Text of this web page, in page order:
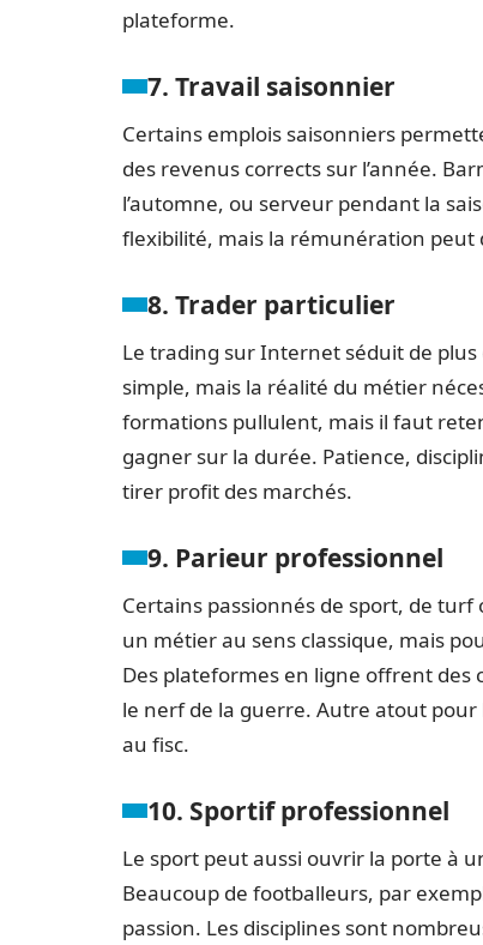
plateforme.
7. Travail saisonnier
Certains emplois saisonniers
des revenus corrects sur l’année.
l’automne, ou serveur pendant la
flexibilité, mais la rémunération peut
8. Trader particulier
Le trading sur Internet séduit de
simple, mais la réalité du métier
formations pullulent, mais il faut
gagner sur la durée. Patience,
tirer profit des marchés.
9. Parieur professionnel
Certains passionnés de sport, de turf
un métier au sens classique, mais
Des plateformes en ligne offrent des
le nerf de la guerre. Autre atout pour
au fisc.
10. Sportif professionnel
Le sport peut aussi ouvrir la porte à
Beaucoup de footballeurs, par
passion. Les disciplines sont